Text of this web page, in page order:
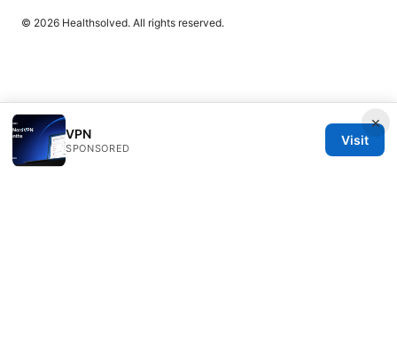
×
VPN
SPONSORED
Visit
© 2026 Healthsolved. All rights reserved.